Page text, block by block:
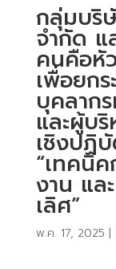
กลุ่มบริ
จำกัด แ
คนคือหั
เพื่อยก
บุคลาก
และผู้บ
เชิงปฏิ
“เทคนิ
งาน แล
เลิศ”
พ.ค. 17, 2025 |